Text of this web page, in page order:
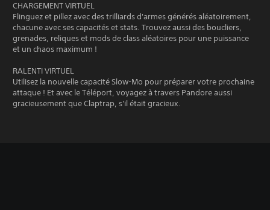
CHARGEMENT VIRTUEL
Flinguez et pillez avec des trilliards d'armes générés aléatoirement,
chacune avec ses capacités et stats. Trouvez aussi des boucliers,
grenades, reliques et mods de class aléatoires pour une puissance
et un chaos maximum !
RALENTI VIRTUEL
Utilisez la nouvelle capacité Slow-Mo pour préparer votre prochaine
attaque ! Et avec le Téléport, voyagez à travers Pandore aussi
gracieusement que Claptrap, s'il était gracieux.